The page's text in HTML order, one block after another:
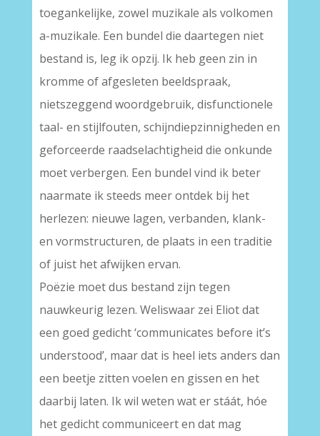
toegankelijke, zowel muzikale als volkomen
a-muzikale. Een bundel die daartegen niet
bestand is, leg ik opzij. Ik heb geen zin in
kromme of afgesleten beeldspraak,
nietszeggend woordgebruik, disfunctionele
taal- en stijlfouten, schijndiepzinnigheden en
geforceerde raadselachtigheid die onkunde
moet verbergen. Een bundel vind ik beter
naarmate ik steeds meer ontdek bij het
herlezen: nieuwe lagen, verbanden, klank-
en vormstructuren, de plaats in een traditie
of juist het afwijken ervan.
Poëzie moet dus bestand zijn tegen
nauwkeurig lezen. Weliswaar zei Eliot dat
een goed gedicht ‘communicates before it’s
understood’, maar dat is heel iets anders dan
een beetje zitten voelen en gissen en het
daarbij laten. Ik wil weten wat er stáát, hóe
het gedicht communiceert en dat mag